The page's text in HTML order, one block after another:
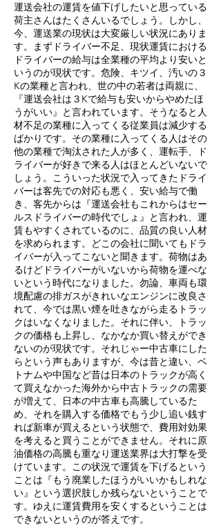
運送会社の運賃を値下げしたいと思っている
荷主さんはたくさんいるでしょう。しかし、
今、運送業の現状は大変厳しい状況にありま
す。まずドライバー不足、現状運賃における
ドライバーの給与は全業種の平均より安いと
いうのが現状です。危険、キツイ、汚いの３
Kの業種と言われ、世の中の若者は両親に、
『運送会社は３Kで給与も安いからやめたほ
うがいい』と言われています。そうなると人
材不足の業種に入ってくる従業員は減少する
ばかりです。その業種に入ってくる人はその
他の業種で淘汰された人が多く、運転手、ド
ライバーが好きで来る人はほとんどいないで
しょう。こういった状況で入ってきたドライ
バーは客先での対応も悪く、安い給与で働
き、客先からは『運送会社もこれからはセー
ルスドライバーの時代でしょ』と言われ、運
賃もやすくされているのに、品質の良い人材
を求められます。どこの会社に聞いてもドラ
イバーが入ってこないと聞きます。荷物はあ
るけどドライバーがいないから荷物を運べな
いという時代になりました。 勿論、車両も環
境配慮の排ガスがきれいなエンジンに改良さ
れて、今では黒い煙を吐きながら走るトラッ
クはいなくなりました。それに伴い、トラッ
クの価格も上昇し、なかなか買い替えができ
ないのが現状です。それじゃー中古車にした
らという声もありますが、今は昔と違い、ベ
トナムや中国など昔は日本のトラックが高く
て買えなかった海外から中古トラックの需要
が増えて、日本の中古車も高騰しているた
め、それを購入する価格でもう少し追い銭す
れば新車が買えるという状態で、費用対効果
を考えると買うことができません。それに原
油価格の高騰も重なり運送業界は大打撃を受
けています。この状況で運賃を下げるという
ことは『もう廃業したほうがいいかもしれな
い』という選択肢しか残らないということで
す。ゆえに運賃費用を安くするということは
できないというのが答えです。